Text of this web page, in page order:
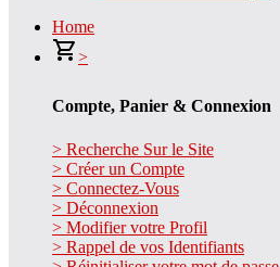
Home
>
Compte, Panier & Connexion
> Recherche Sur le Site
> Créer un Compte
> Connectez-Vous
> Déconnexion
> Modifier votre Profil
> Rappel de vos Identifiants